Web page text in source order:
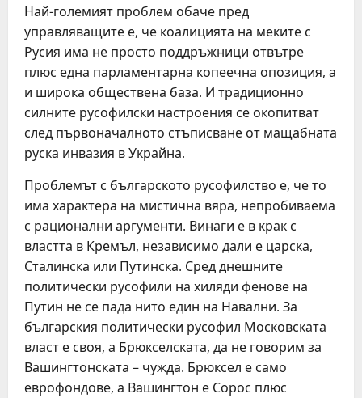
Най-големият проблем обаче пред
управляващите е, че коалицията на меките с
Русия има не просто поддръжници отвътре
плюс една парламентарна копеечна опозиция, а
и широка обществена база. И традиционно
силните русофилски настроения се окопитват
след първоначалното стъписване от мащабната
руска инвазия в Украйна.
Проблемът с българското русофилство е, че то
има характера на мистична вяра, непробиваема
с рационални аргументи. Винаги е в крак с
властта в Кремъл, независимо дали е царска,
Сталинска или Путинска. Сред днешните
политически русофили на хиляди фенове на
Путин не се пада нито един на Навални. За
българския политически русофил Московската
власт е своя, а Брюкселската, да не говорим за
Вашингтонската – чужда. Брюксел е само
еврофондове, а Вашингтон е Сорос плюс